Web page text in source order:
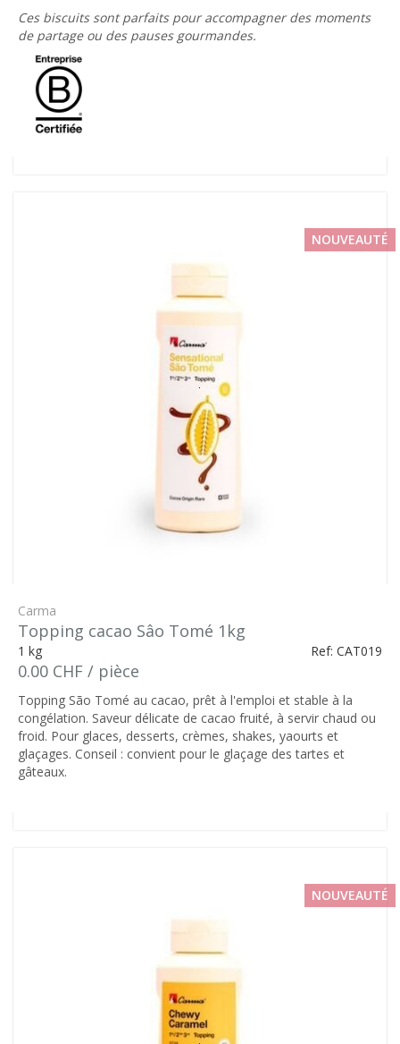
Ces biscuits sont parfaits pour accompagner des moments
de partage ou des pauses gourmandes.
NOUVEAUTÉ
Carma
Topping cacao Sâo Tomé 1kg
1 kg Ref: CAT019
0.00 CHF / pièce
Topping São Tomé au cacao, prêt à l'emploi et stable à la
congélation. Saveur délicate de cacao fruité, à servir chaud ou
froid. Pour glaces, desserts, crèmes, shakes, yaourts et
glaçages. Conseil : convient pour le glaçage des tartes et
gâteaux.
NOUVEAUTÉ